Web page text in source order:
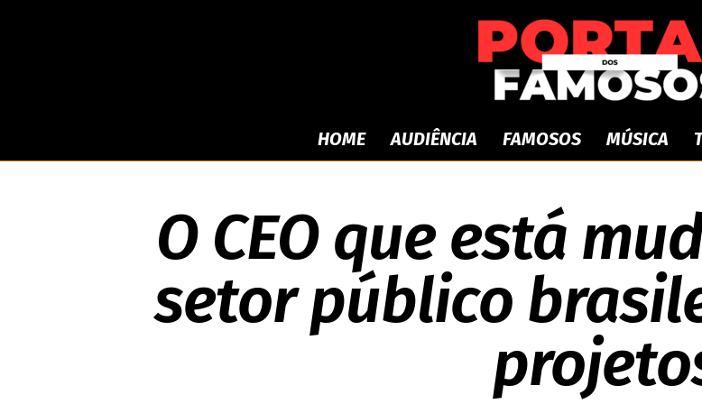
Portal
HOME AUDIÊNCIA FAMOSOS MÚSICA
9 DE JUNHO DE 2026
O CEO que está
setor público